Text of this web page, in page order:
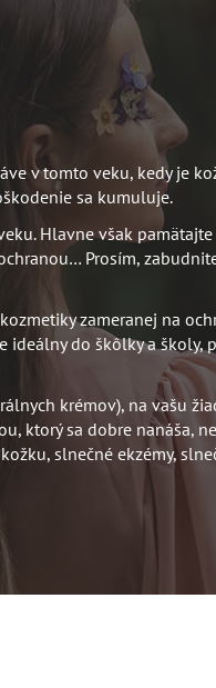
v tomto veku, kedy je
sa kumuluje.
Hlavne však pamätajte
Prosím,
zameranej na
ideálny do škôlky a školy,
krémov), na vašu
ktorý sa dobre nanáša,
slnečné ekzémy,